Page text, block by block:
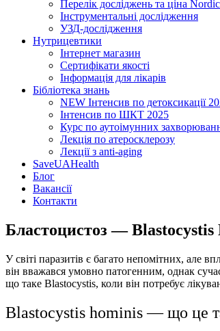
Перелік досліджень та ціна
Інструментальні дослідження
УЗД-дослідження
Нутрицевт​ики
Інтернет магазин
Сертифікати якості
Інформація для лікарів
Бібліотека знань
NEW Інтенсив по детоксикації
Інтенсив по ШКТ 2025
Курс по аутоімунних
Лекція по атеросклерозу
Лекції з anti-aging
SaveUAHealth
Блог
Вакансії
Контакти
Бластоцистоз — Blastocystis
У світі паразитів є багато непомітних, але
він вважався умовно патогенним, однак
що таке Blastocystis, коли він потребує
Blastocystis hominis — що це